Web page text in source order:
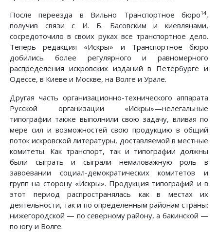
После переезда в Вильно Транспортное бюро14,
получив связи с И. Б. Басовским и киевлянами,
сосредоточило в своих руках все транспортное дело.
Теперь редакция «Искры» и Транспортное бюро
добились более регулярного и равномерного
распределения искровских изданий в Петербурге и
Одессе, в Киеве и Москве, на Волге и Урале.
Другая часть организационно-технического аппарата
Русской организации «Искры»—нелегальные
типографии также выполнили свою задачу, вливая по
мере сил и возможностей свою продукцию в общий
поток искровской литературы, доставляемой в местные
комитеты. Как транспорт, так и типографии должны
были сыграть и сыграли немаловажную роль в
завоевании социал-демократических комитетов и
групп на сторону «Искры». Продукция типографий и в
этот период распространялась как в местах их
деятельности, так и по определенным районам страны:
нижегородской — по северному району, а бакинской —
по югу и Волге.